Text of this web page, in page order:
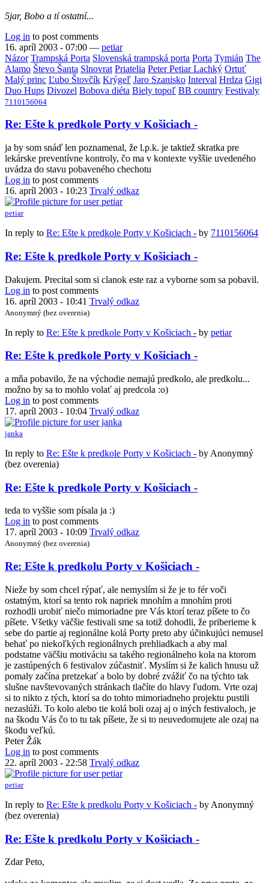
5jar, Bobo a tí ostatní...
Log in to post comments
16. apríl 2003 - 07:00 — petiar
Názor Trampská Porta Slovenská trampská porta Porta Tymián The
Alamo Števo Šanta Slnovrat Priatelia Peter Petiar Lachký Ortuť
Malý princ Ľubo Štovčík Krýgeľ Jaro Szanisko Interval Hrdza Gigi
Duo Hups Divozel Bobova diéta Biely topoľ BB country Festivaly
7110156064
Re: Ešte k predkole Porty v Košiciach -
ja by som snáď len poznamenal, že l.p.k. je taktiež skratka pre
lekárske preventívne kontroly, čo ma v kontexte vyššie uvedeného
uvádza do stavu pobaveného chechotu
Log in to post comments
16. apríl 2003 - 10:23 Trvalý odkaz
petiar
In reply to Re: Ešte k predkole Porty v Košiciach - by 7110156064
Re: Ešte k predkole Porty v Košiciach -
Dakujem. Precital som si clanok este raz a vyborne som sa pobavil.
Log in to post comments
16. apríl 2003 - 10:41 Trvalý odkaz
Anonymný (bez overenia)
In reply to Re: Ešte k predkole Porty v Košiciach - by petiar
Re: Ešte k predkole Porty v Košiciach -
a mňa pobavilo, že na východie nemajú predkolo, ale predkolu...
možno by sa to mohlo volať aj predcola :o)
Log in to post comments
17. apríl 2003 - 10:04 Trvalý odkaz
janka
In reply to Re: Ešte k predkole Porty v Košiciach - by Anonymný
(bez overenia)
Re: Ešte k predkole Porty v Košiciach -
teda to vyššie som písala ja :)
Log in to post comments
17. apríl 2003 - 10:09 Trvalý odkaz
Anonymný (bez overenia)
Re: Ešte k predkolu Porty v Košiciach -
Nieže by som chcel rýpať, ale nemyslím si že je to fér voči
ostatným, ktorí sa tento rok napriek mnohím a mnohím proti
rozhodli urobiť niečo mimoriadne pre Vás ktorí teraz píšete to čo
píšete. Všetky väčšie festivali sme sa totiž dohodli, že priberieme k
sebe do partie aj regionálne kolá Porty preto aby účinkujúci nemusel
behať po niekoľkých regionálnych prehliadkach a aby mal
podstatne väčšiu motiváciu sa takého regionálneho kola na ktorom
je zastúpených 6 festivalov zúčastniť. Myslím si že kalich hnusu už
pomaly začína pretzekať a bolo by dobré zvážiť čo na týchto tak
slušne navštevovaných stránkach tlačíte do hlavy ľudom. Vrte ozaj
si to nikto z tých, ktorí sa do tohto mimoriadneho projektu pustili
nezaslúži. To kolo alebo tie kolá boli ozaj aj o iných festivaloch, je
na škodu Vás čo to tu tak píšete, že si to neuvedomujete ale ozaj na
škodu veľkú.
Peter Žák
Log in to post comments
22. apríl 2003 - 22:58 Trvalý odkaz
petiar
In reply to Re: Ešte k predkolu Porty v Košiciach - by Anonymný
(bez overenia)
Re: Ešte k predkolu Porty v Košiciach -
Zdar Peto,